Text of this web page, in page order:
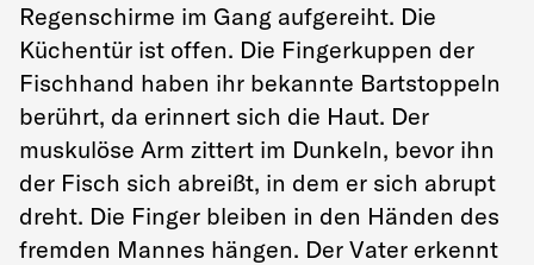
Regenschirme im Gang aufgereiht. Die
Küchentür ist offen. Die Fingerkuppen der
Fischhand haben ihr bekannte Bartstoppeln
berührt, da erinnert sich die Haut. Der
muskulöse Arm zittert im Dunkeln, bevor ihn
der Fisch sich abreißt, in dem er sich abrupt
dreht. Die Finger bleiben in den Händen des
fremden Mannes hängen. Der Vater erkennt